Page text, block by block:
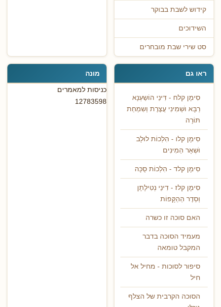
קידוש לשבת בבוקר
השידוכים
סט שירי שבת מובחרים
ראו גם
סִימָן קלח - דִּינֵי הוֹשַעְנָא
רַבָּא וֹּשְמִינִי עֲצֶרֶת וְשִמְחַת
תּוֹרָה
סִימָן קלו - הִלְכוֹת לוּלָב
וֹּשְאָר הַמִינִים
סִימָן קלד - הִלְכוֹת סֻכָּה
סִימָן קלז - דִינֵי נְטִילָתָן
וְסֵדֶר הַהַקָּפוֹת
האם סוכה זו כשרה
מעמיד הסוכה בדבר
המקבל טומאה
סיפור לסוכות - מחיל אל
חיל
הסוכה הקרבית של הצלף
מונה
כניסות למאמרים
12783598